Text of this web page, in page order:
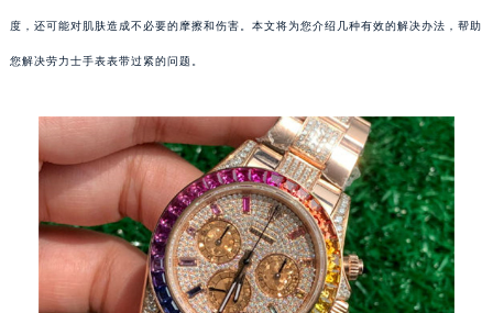
度，还可能对肌肤造成不必要的摩擦和伤害。本文将为您介绍几种有效的解决办法，帮助
您解决劳力士手表表带过紧的问题。